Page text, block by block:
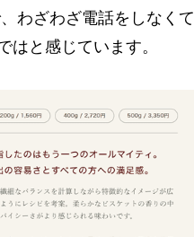
わざわざ電話をしなくて
はと感じています。